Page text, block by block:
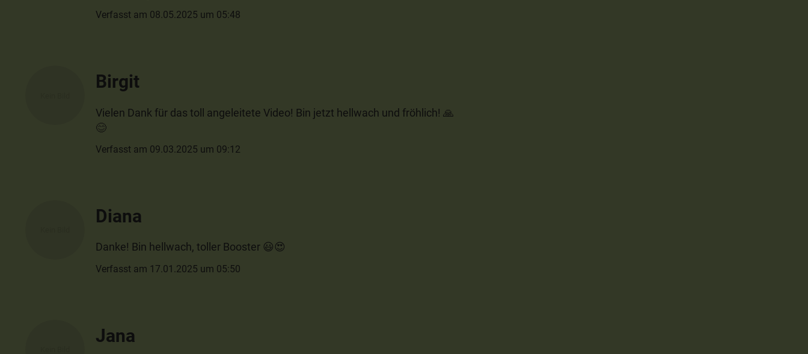
Verfasst am 08.05.2025 um 05:48
Birgit
Vielen Dank für das toll angeleitete Video! Bin jetzt hellwach und fröhlich! 🙏
😊
Verfasst am 09.03.2025 um 09:12
Diana
Danke! Bin hellwach, toller Booster 😃😍
Verfasst am 17.01.2025 um 05:50
Jana